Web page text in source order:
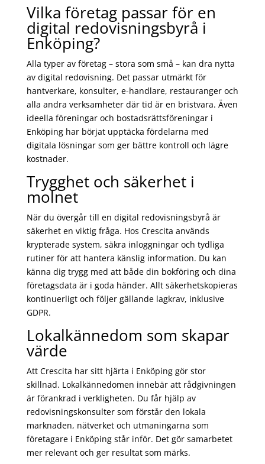
Vilka företag passar för en
digital redovisningsbyrå i
Enköping?
Alla typer av företag – stora som små – kan dra nytta
av digital redovisning. Det passar utmärkt för
hantverkare, konsulter, e-handlare, restauranger och
alla andra verksamheter där tid är en bristvara. Även
ideella föreningar och bostadsrättsföreningar i
Enköping har börjat upptäcka fördelarna med
digitala lösningar som ger bättre kontroll och lägre
kostnader.
Trygghet och säkerhet i
molnet
När du övergår till en digital redovisningsbyrå är
säkerhet en viktig fråga. Hos Crescita används
krypterade system, säkra inloggningar och tydliga
rutiner för att hantera känslig information. Du kan
känna dig trygg med att både din bokföring och dina
företagsdata är i goda händer. Allt säkerhetskopieras
kontinuerligt och följer gällande lagkrav, inklusive
GDPR.
Lokalkännedom som skapar
värde
Att Crescita har sitt hjärta i Enköping gör stor
skillnad. Lokalkännedomen innebär att rådgivningen
är förankrad i verkligheten. Du får hjälp av
redovisningskonsulter som förstår den lokala
marknaden, nätverket och utmaningarna som
företagare i Enköping står inför. Det gör samarbetet
mer relevant och ger resultat som märks.